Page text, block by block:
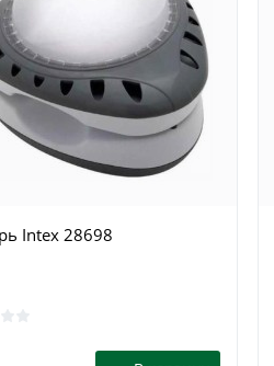
Intex 28698